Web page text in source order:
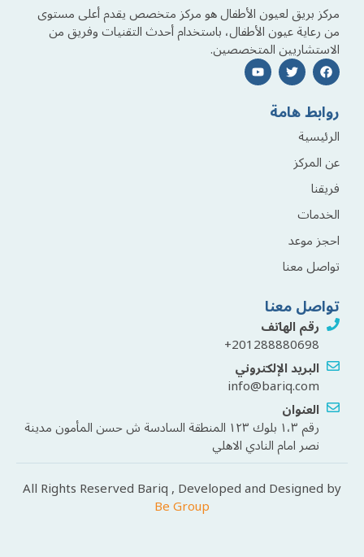
مركز بريق لعيون الأطفال هو مركز متخصص يقدم أعلى مستوى
من رعاية عيون الأطفال، باستخدام أحدث التقنيات وفريق من
الاستشاريين المتخصصين.
روابط هامة
الرئيسية
عن المركز
فريقنا
الخدمات
احجز موعد
تواصل معنا
تواصل معنا
رقم الهاتف
201288880698+
البريد الإلكتروني
info@bariq.com
العنوان
رقم ١،٣ بلوك ١٢٣ المنطقة السادسة ش حسن المأمون مدينة
نصر امام النادي الاهلي
All Rights Reserved Bariq , Developed and Designed by
Be Group